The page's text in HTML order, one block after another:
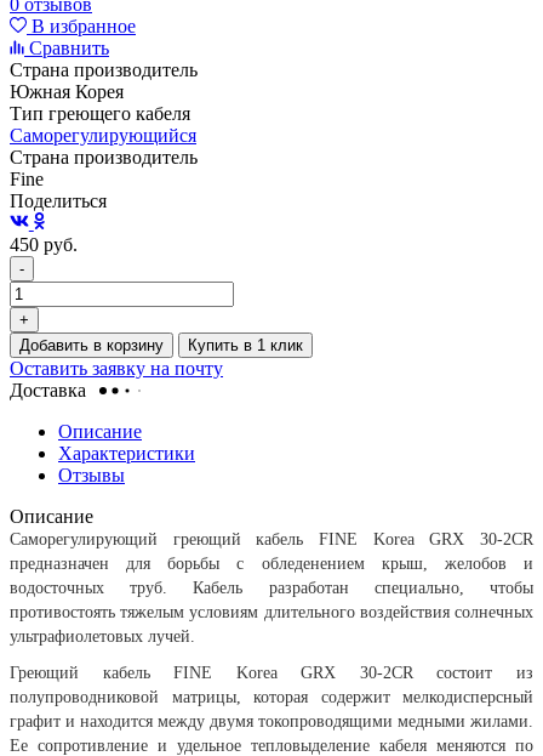
В избранное
Сравнить
Страна производитель
Южная Корея
Тип греющего кабеля
Саморегулирующийся
Страна производитель
Fine
Поделиться
450 руб.
-
+
Добавить в корзину
Купить в 1 клик
Оставить заявку на почту
Доставка
Описание
Характеристики
Отзывы
Описание
Саморегулирующий греющий кабель FINE Korea GRX 30-2CR
предназначен для борьбы с обледенением крыш, желобов и
водосточных труб. Кабель разработан специально, чтобы
противостоять тяжелым условиям длительного воздействия солнечных
ультрафиолетовых лучей.
Греющий кабель FINE Korea GRX 30-2CR состоит из
полупроводниковой матрицы, которая содержит мелкодисперсный
графит и находится между двумя токопроводящими медными жилами.
Ее сопротивление и удельное тепловыделение кабеля меняются по